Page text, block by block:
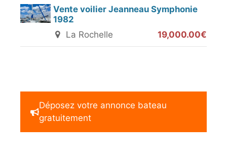
Vente voilier Jeanneau Symphonie
1982
La Rochelle
19,000.00€
Déposez votre annonce bateau
gratuitement